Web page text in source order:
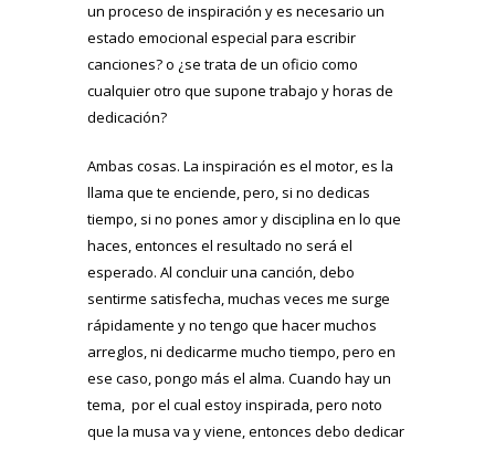
un proceso de inspiración y es necesario un
estado emocional especial para escribir
canciones? o ¿se trata de un oficio como
cualquier otro que supone trabajo y horas de
dedicación?
Ambas cosas. La inspiración es el motor, es la
llama que te enciende, pero, si no dedicas
tiempo, si no pones amor y disciplina en lo que
haces, entonces el resultado no será el
esperado. Al concluir una canción, debo
sentirme satisfecha, muchas veces me surge
rápidamente y no tengo que hacer muchos
arreglos, ni dedicarme mucho tiempo, pero en
ese caso, pongo más el alma. Cuando hay un
tema, por el cual estoy inspirada, pero noto
que la musa va y viene, entonces debo dedicar